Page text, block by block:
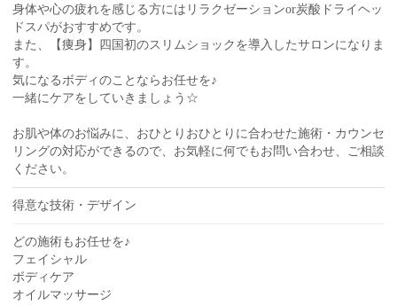
身体や心の疲れを感じる方にはリラクゼーションor炭酸ドライヘッ
ドスパがおすすめです。
また、【痩身】四国初のスリムショックを導入したサロンになりま
す。
気になるボディのことならお任せを♪
一緒にケアをしていきましょう☆
お肌や体のお悩みに、おひとりおひとりに合わせた施術・カウンセ
リングの対応ができるので、お気軽に何でもお問い合わせ、ご相談
ください。
得意な技術・デザイン
どの施術もお任せを♪
フェイシャル
ボディケア
オイルマッサージ